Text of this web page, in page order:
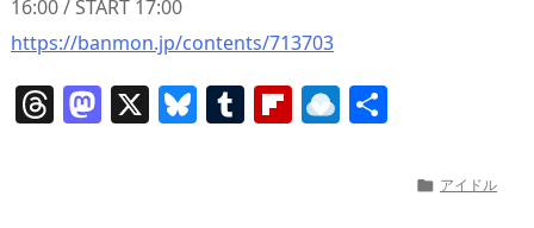
16:00 / START 17:00
https://banmon.jp/contents/713703
T M X Bl T Fl R
 アイドル